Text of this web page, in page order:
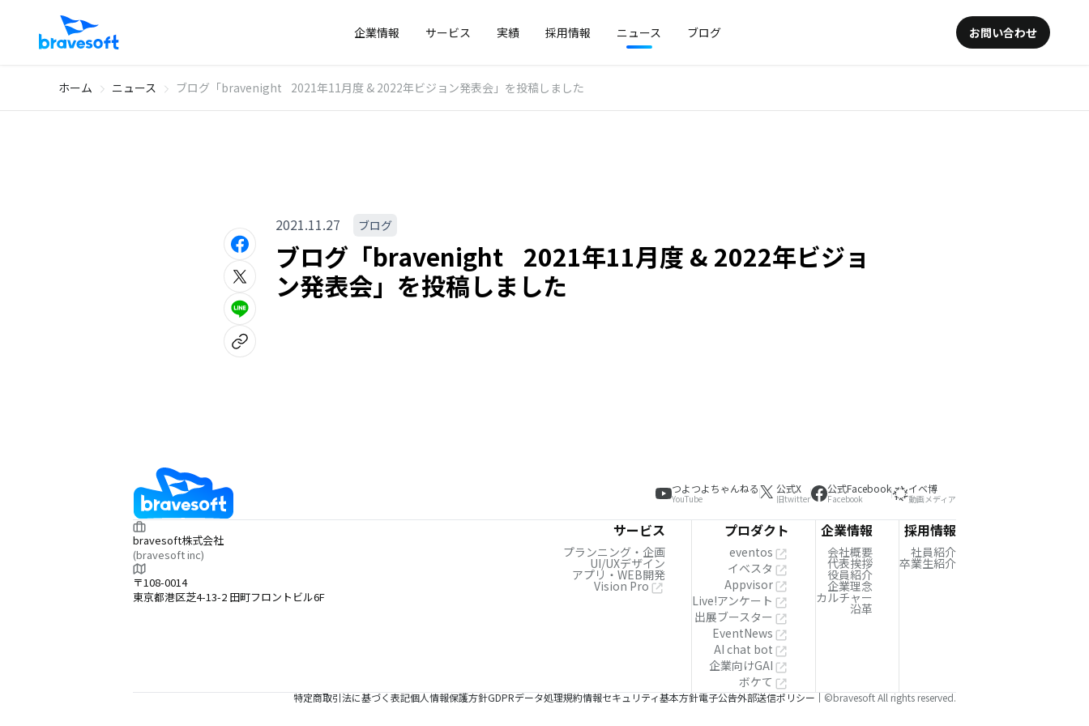
企業情報 サービス 実績 採用情報 ニュース ブログ お問い合わせ
ホーム ニュース ブログ「bravenight 2021年11月度 & 2022年ビジョン発表会」を投稿しました
2021.11.27 ブログ
ブログ「bravenight 2021年11月度 & 2022年ビジョ
ン発表会」を投稿しました
つよつよちゃんねる
YouTube
公式X
旧twitter
公式Facebook
Facebook
イベ博
動画メディア
bravesoft株式会社
(bravesoft inc)
〒108-0014
東京都港区芝4-13-2 田町フロントビル6F
サービス
プランニング・企画
UI/UXデザイン
アプリ・WEB開発
Vision Pro
プロダクト
eventos
イベスタ
Appvisor
Live!アンケート
出展ブースター
EventNews
AI chat bot
企業向けGAI
ボケて
企業情報
会社概要
代表挨拶
役員紹介
企業理念
カルチャー
沿革
採用情報
社員紹介
卒業生紹介
特定商取引法に基づく表記個人情報保護方針GDPRデータ処理規約情報セキュリティ基本方針電子公告外部送信ポリシー ©bravesoft All rights reserved.